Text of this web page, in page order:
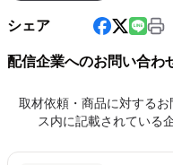
シェア
配信企業へのお問い合わ
取材依頼・商品に対する
ス内に記載されている